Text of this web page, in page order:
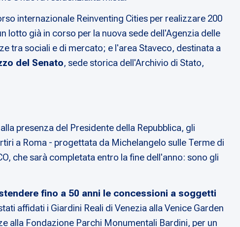
internazionale Reinventing Cities per realizzare 200
lotto già in corso per la nuova sede dell'Agenzia delle
tra sociali e di mercato; e l'area Staveco, destinata a
del Senato, sede storica dell'Archivio di Stato,
presenza del Presidente della Repubblica, gli
a Roma - progettata da Michelangelo sulle Terme di
che sarà completata entro la fine dell'anno: sono gli
fino a 50 anni le concessioni a soggetti
affidati i Giardini Reali di Venezia alla Venice Garden
alla Fondazione Parchi Monumentali Bardini, per un